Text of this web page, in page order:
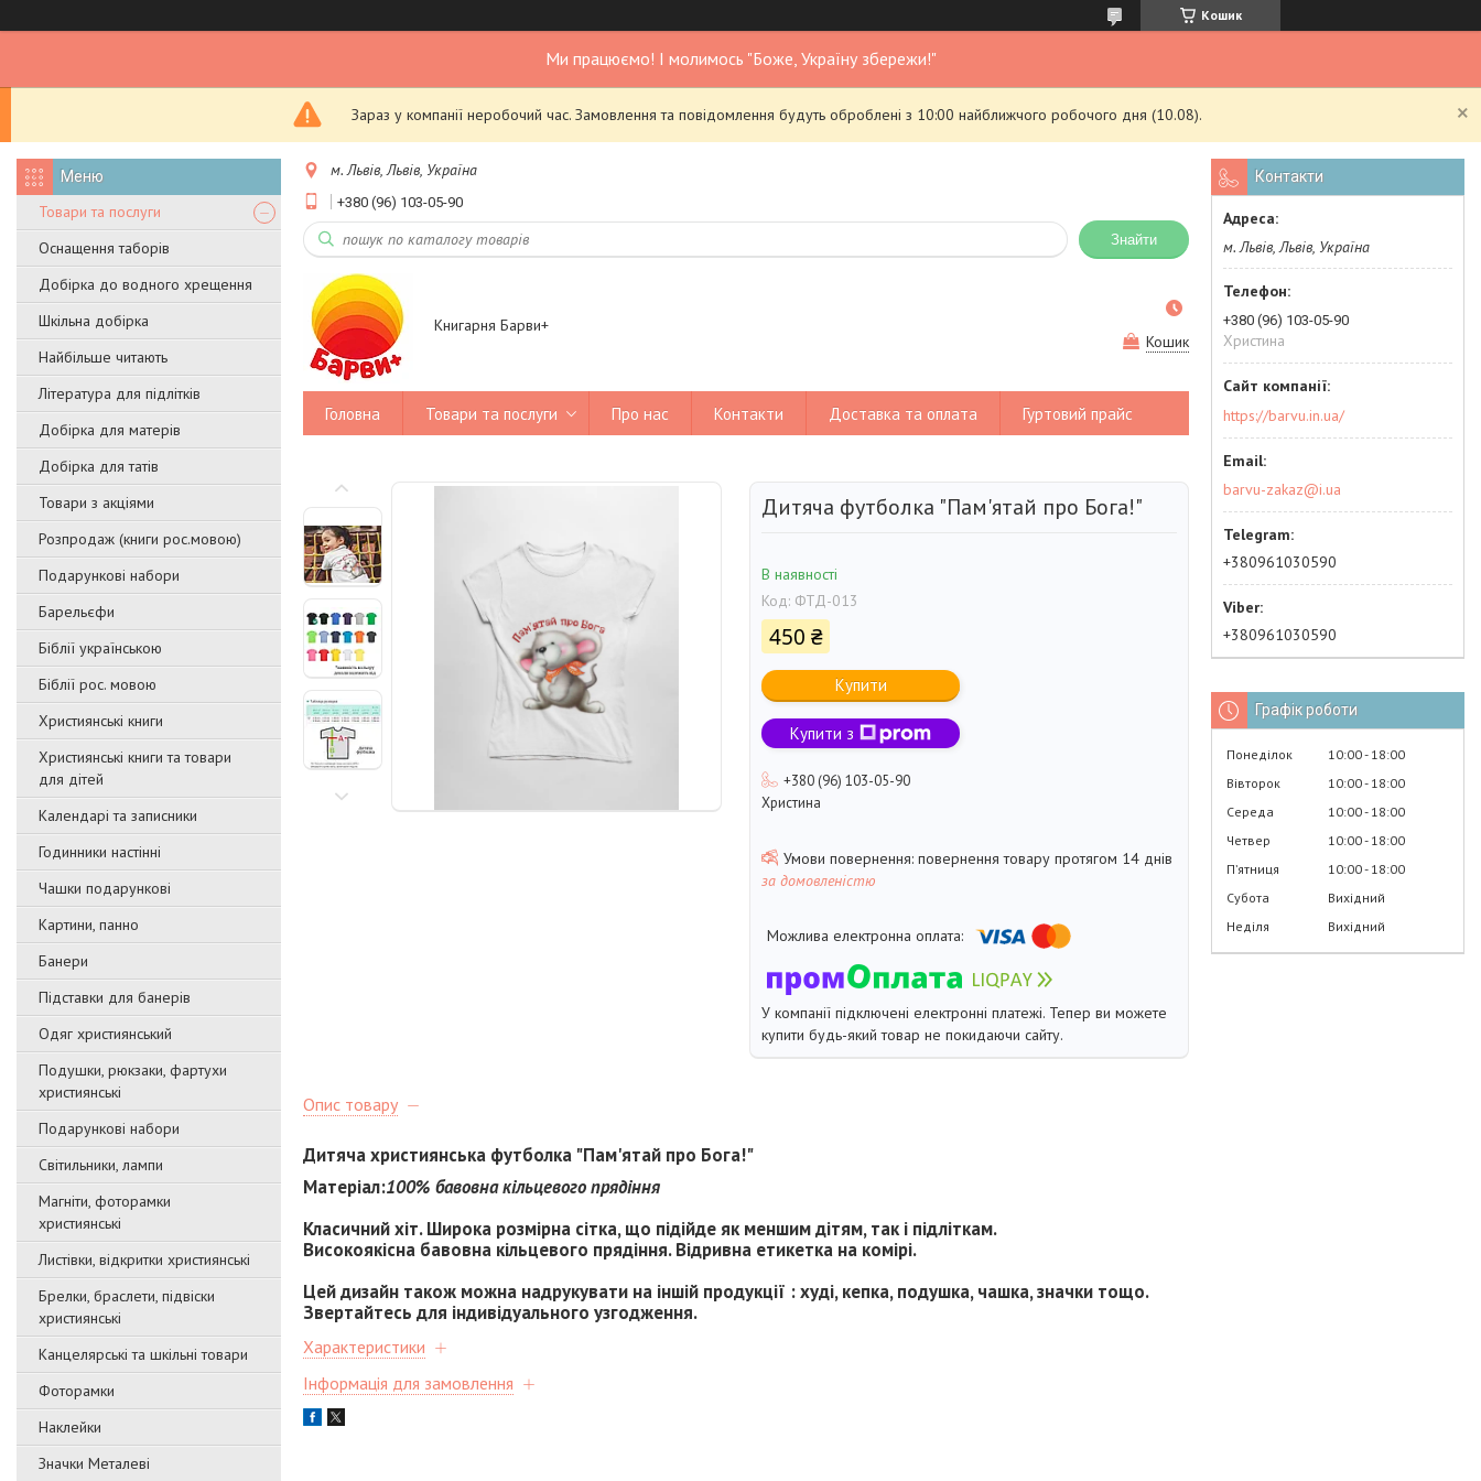
Кошик
Ми працюємо! І молимось "Боже, Україну збережи!"
Зараз у компанії неробочий час. Замовлення та повідомлення будуть оброблені з 10:00 найближчого робочого дня (10.08).
Товари та послуги
Оснащення таборів
Добірка до водного хрещення
Шкільна добірка
Найбільше читають
Література для підлітків
Добірка для матерів
Добірка для татів
Товари з акціями
Розпродаж (книги рос.мовою)
Подарункові набори
Барельєфи
Біблії українською
Біблії рос. мовою
Християнські книги
Християнські книги та товари
для дітей
Календарі та записники
Годинники настінні
Чашки подарункові
Картини, панно
Банери
Підставки для банерів
Одяг християнський
Подушки, рюкзаки, фартухи
християнські
Подарункові набори
Світильники, лампи
Магніти, фоторамки
християнські
Листівки, відкритки християнські
Брелки, браслети, підвіски
християнські
Канцелярські та шкільні товари
Фоторамки
Наклейки
Значки Металеві
м. Львів, Львів, Україна
+380 (96) 103-05-90
Знайти
Книгарня Барви+
Кошик
Головна Товари та послуги Про нас Контакти Доставка та оплата Гуртовий прайс
Дитяча футболка "Пам'ятай про Бога!"
В наявності
Код: ФТД-013
450 ₴
Купити
Купити з
+380 (96) 103-05-90
Христина
повернення товару протягом 14 днів
за домовленістю
У компанії підключені електронні платежі. Тепер ви можете
купити будь-який товар не покидаючи сайту.
Опис товару
Дитяча християнська футболка "Пам'ятай про Бога!"
Матеріал:100% бавовна кільцевого прядіння
Класичний хіт. Широка розмірна сітка, що підійде як меншим дітям, так і підліткам.
Високоякісна бавовна кільцевого прядіння. Відривна етикетка на комірі.
Цей дизайн також можна надрукувати на іншій продукції : худі, кепка, подушка, чашка, значки тощо.
Звертайтесь для індивідуального узгодження.
Характеристики
Інформація для замовлення
Контакти
м. Львів, Львів, Україна
+380 (96) 103-05-90
Христина
https://barvu.in.ua/
barvu-zakaz@i.ua
+380961030590
+380961030590
Графік роботи
Понеділок 10:00 18:00
Вівторок
10:00 18:00
Середа
10:00 18:00
Четвер
10:00 18:00
Пʼятниця
10:00 18:00
Субота
Вихідний
Неділя
Вихідний